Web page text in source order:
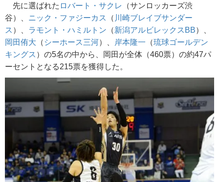
先に選ばれた ロバート・サクレ
（サンロッカーズ渋
谷）、 ニック・ファジーカス （ 川崎ブレイブサンダー
ス ）、 ラモント・ハミルトン （新潟アルビレックスBB）、
岡田侑大 （ シーホース三河）、 岸本隆一 （琉球ゴールデン
キングス ）の5名の中から、岡田が全体（460票）の約47パ
ーセントとなる215票を獲得した。